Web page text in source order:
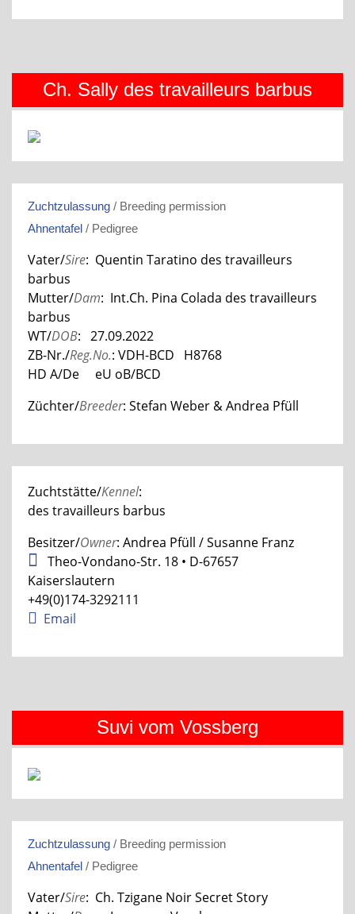
Ch. Sally des travailleurs barbus
Zuchtzulassung / Breeding permission
Ahnentafel / Pedigree
Vater/Sire: Quentin Taratino des travailleurs
barbus
Mutter/Dam: Int.Ch. Pina Colada des travailleurs
barbus
WT/DOB: 27.09.2022
ZB-Nr./Reg.No.: VDH-BCD H8768
HD A/De eU oB/BCD
Züchter/Breeder: Stefan Weber & Andrea Pfüll
Zuchtstätte/Kennel:
des travailleurs barbus
Besitzer/Owner: Andrea Pfüll / Susanne Franz
Theo-Vondano-Str. 18 • D-67657
Kaiserslautern
+49(0)174-3292111
Email
Suvi vom Vossberg
Zuchtzulassung / Breeding permission
Ahnentafel / Pedigree
Vater/Sire: Ch. Tzigane Noir Secret Story